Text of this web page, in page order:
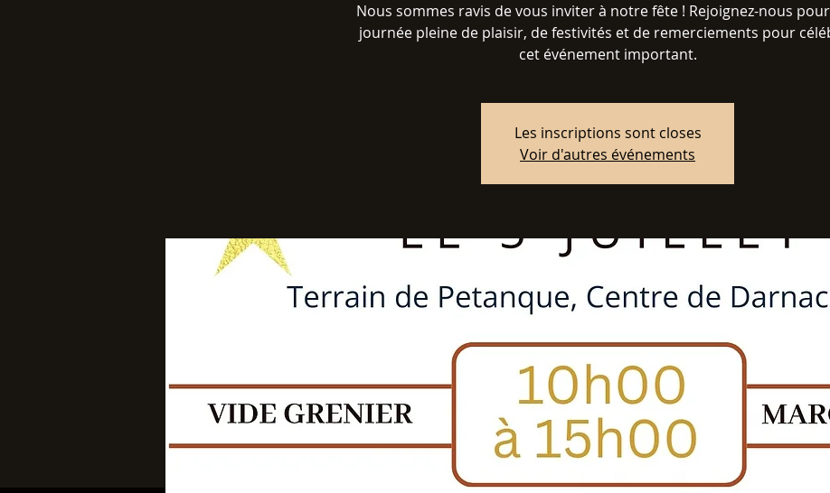
Nous sommes ravis de vous inviter à notre fête ! Rejoignez-nous
journée pleine de plaisir, de festivités et de remerciements pour
Les inscriptions sont closes
Voir d'autres événements